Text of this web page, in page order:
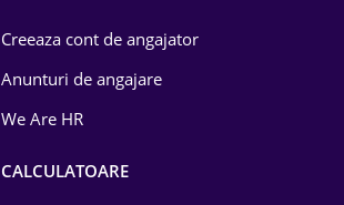
Creeaza cont de angajator
Anunturi de angajare
We Are HR
CALCULATOARE